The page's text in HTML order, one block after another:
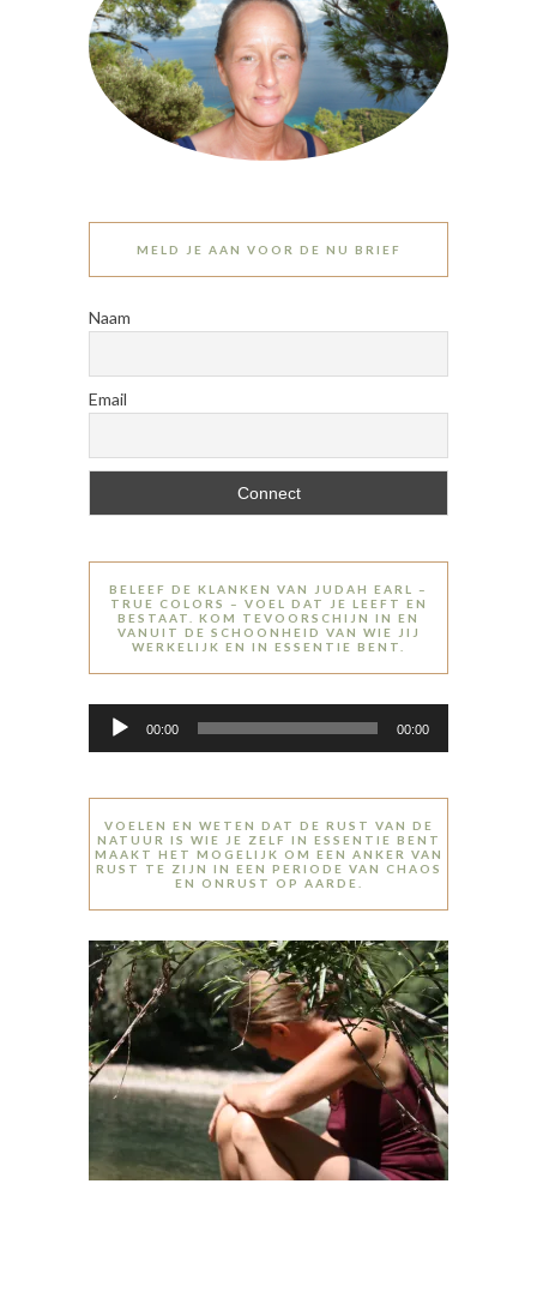
MELD JE AAN VOOR DE NU BRIEF
Naam
Email
BELEEF DE KLANKEN VAN JUDAH EARL –
TRUE COLORS – VOEL DAT JE LEEFT EN
BESTAAT. KOM TEVOORSCHIJN IN EN
VANUIT DE SCHOONHEID VAN WIE JIJ
WERKELIJK EN IN ESSENTIE BENT.
Audiospeler
00:00 00:00
VOELEN EN WETEN DAT DE RUST VAN DE
NATUUR IS WIE JE ZELF IN ESSENTIE BENT
MAAKT HET MOGELIJK OM EEN ANKER VAN
RUST TE ZIJN IN EEN PERIODE VAN CHAOS
EN ONRUST OP AARDE.